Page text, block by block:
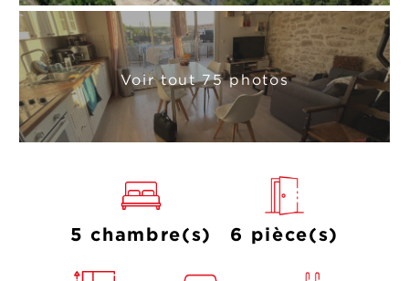
Voir tout 75 photos
5 chambre(s) 6 pièce(s)